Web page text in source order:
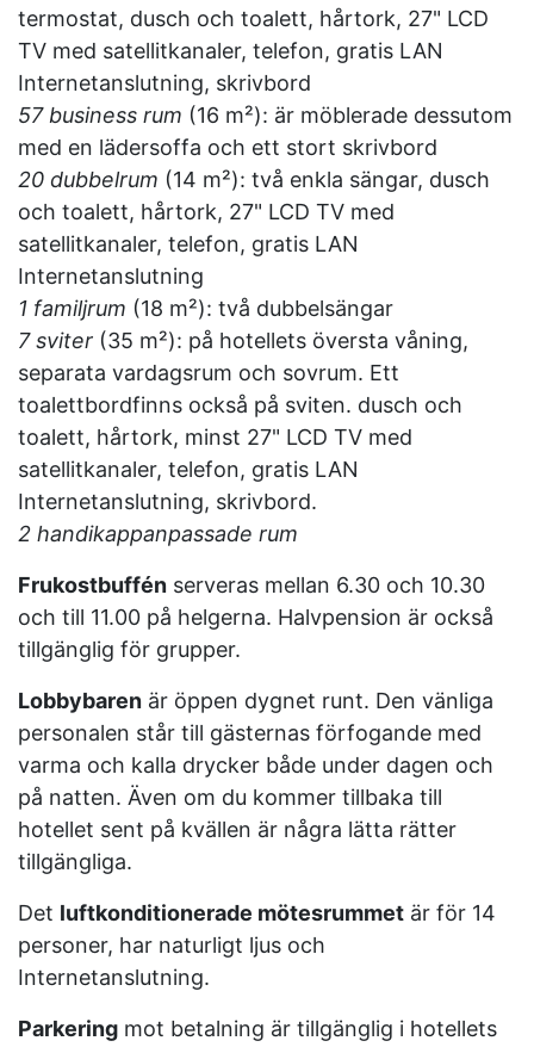
termostat, dusch och toalett, hårtork, 27" LCD
TV med satellitkanaler, telefon, gratis LAN
Internetanslutning, skrivbord
57 business rum (16 m²): är möblerade dessutom
med en lädersoffa och ett stort skrivbord
20 dubbelrum (14 m²): två enkla sängar, dusch
och toalett, hårtork, 27" LCD TV med
satellitkanaler, telefon, gratis LAN
Internetanslutning
1 familjrum (18 m²): två dubbelsängar
7 sviter (35 m²): på hotellets översta våning,
separata vardagsrum och sovrum. Ett
toalettbordfinns också på sviten. dusch och
toalett, hårtork, minst 27" LCD TV med
satellitkanaler, telefon, gratis LAN
Internetanslutning, skrivbord.
2 handikappanpassade rum
Frukostbuffén serveras mellan 6.30 och 10.30
och till 11.00 på helgerna. Halvpension är också
tillgänglig för grupper.
Lobbybaren är öppen dygnet runt. Den vänliga
personalen står till gästernas förfogande med
varma och kalla drycker både under dagen och
på natten. Även om du kommer tillbaka till
hotellet sent på kvällen är några lätta rätter
tillgängliga.
Det luftkonditionerade mötesrummet är för 14
personer, har naturligt ljus och
Internetanslutning.
Parkering mot betalning är tillgänglig i hotellets